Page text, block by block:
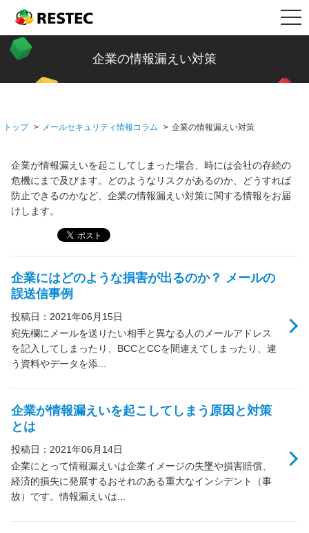
RESTEC
ュ
メールセキュリティ情報コラム
新着記事一覧
ビジネスメールの基礎知識
企業の情報漏えい対策
製品情報
Restec Security System
Restec Server
Restec Storage
DOBERMAN SYSTEM
各種オプション
月額サービス
販売終了製品
導入事例トップ
建設業
税理士事務所
バイク販売業
介護福祉
サポート
サポートトップ
サーバー関連製品の保証内容
DOBERMAN SYSTEM保証内容
リモート保守について
RESTEC遠隔サポートご利用方法・免責事項
よくあるお問い合わせ
企業情報
販売店募集
よくあるお問い合わせ
パートナーサイト
企業の情報漏えい対策
トップ メールセキュリティ情報コラム 企業の情報漏えい対策
企業が情報漏えいを起こしてしまった場合、時には会社の存続の
危機にまで及びます。どのようなリスクがあるのか、どうすれば
防止できるのかなど、企業の情報漏えい対策に関する情報をお届
けします。
企業にはどのような損害が出るのか？ メールの
誤送信事例
投稿日：2021年06月15日
宛先欄にメールを送りたい相手と異なる人のメールアドレス
を記入してしまったり、BCCとCCを間違えてしまったり、違
う資料やデータを添...
企業が情報漏えいを起こしてしまう原因と対策
とは
投稿日：2021年06月14日
企業にとって情報漏えいは企業イメージの失墜や損害賠償、
経済的損失に発展するおそれのある重大なインシデント（事
故）です。情報漏えいは...